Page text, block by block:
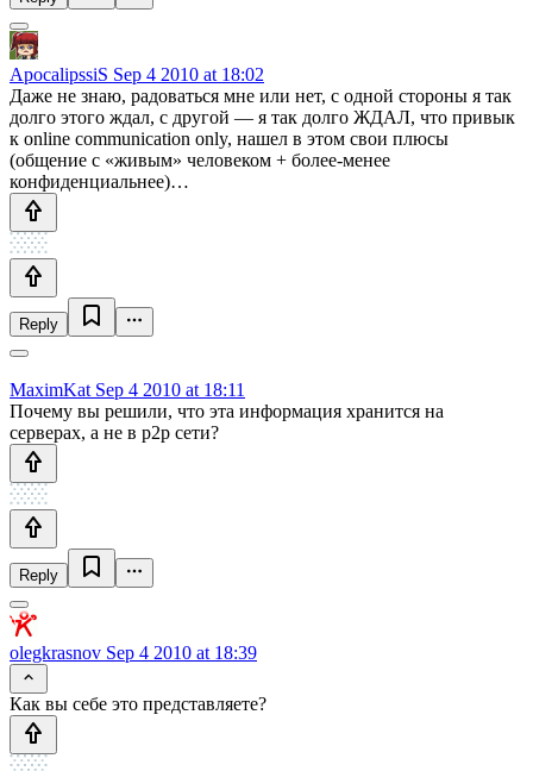
ApocalipssiS Sep 4 2010 at 18:02
Даже не знаю, радоваться мне или нет, с одной стороны я так
долго этого ждал, с другой — я так долго ЖДАЛ, что привык
к online communication only, нашел в этом свои плюсы
(общение с «живым» человеком + более-менее
конфиденциальнее)…
Reply
MaximKat Sep 4 2010 at 18:11
Почему вы решили, что эта информация хранится на
серверах, а не в p2p сети?
Reply
olegkrasnov Sep 4 2010 at 18:39
Как вы себе это представляете?